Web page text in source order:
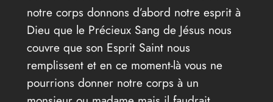
notre corps donnons d’abord notre esprit à
Dieu que le Précieux Sang de Jésus nous
couvre que son Esprit Saint nous
remplissent et en ce moment-là vous ne
pourrions donner notre corps à un